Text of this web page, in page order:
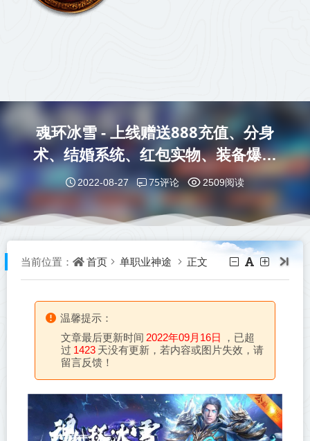
魂环冰雪 - 上线赠送888充值、分身
术、结婚系统、红包实物、装备爆不
停！
2022-08-27 75评论 2509阅读
当前位置： 首页 单职业神途 正文
温馨提示：
文章最后更新时间 2022年09月16日
，已超
过 1423 天没有更新，若内容或图片失效，请
留言反馈！